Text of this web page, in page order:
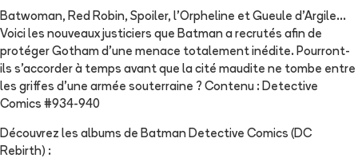
Batwoman, Red Robin, Spoiler, l'Orpheline et Gueule d'Argile...
Voici les nouveaux justiciers que Batman a recrutés afin de
protéger Gotham d'une menace totalement inédite. Pourront-
ils s'accorder à temps avant que la cité maudite ne tombe entre
les griffes d'une armée souterraine ? Contenu : Detective
Comics #934-940
Découvrez les albums de Batman Detective Comics (DC
Rebirth) :